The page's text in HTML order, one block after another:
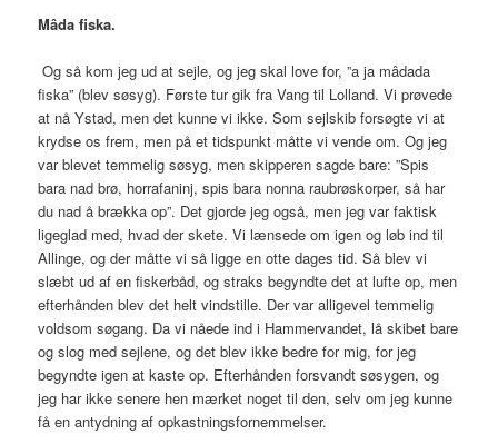
Mâda fiska.
Og så kom jeg ud at sejle, og jeg skal love for, ”a ja mâdada
fiska” (blev søsyg). Første tur gik fra Vang til Lolland. Vi prøvede
at nå Ystad, men det kunne vi ikke. Som sejlskib forsøgte vi at
krydse os frem, men på et tidspunkt måtte vi vende om. Og jeg
var blevet temmelig søsyg, men skipperen sagde bare: ”Spis
bara nad brø, horrafaninj, spis bara nonna raubrøskorper, så har
du nad å brækka op”. Det gjorde jeg også, men jeg var faktisk
ligeglad med, hvad der skete. Vi lænsede om igen og løb ind til
Allinge, og der måtte vi så ligge en otte dages tid. Så blev vi
slæbt ud af en fiskerbåd, og straks begyndte det at lufte op, men
efterhånden blev det helt vindstille. Der var alligevel temmelig
voldsom søgang. Da vi nåede ind i Hammervandet, lå skibet bare
og slog med sejlene, og det blev ikke bedre for mig, for jeg
begyndte igen at kaste op. Efterhånden forsvandt søsygen, og
jeg har ikke senere hen mærket noget til den, selv om jeg kunne
få en antydning af opkastningsfornemmelser.